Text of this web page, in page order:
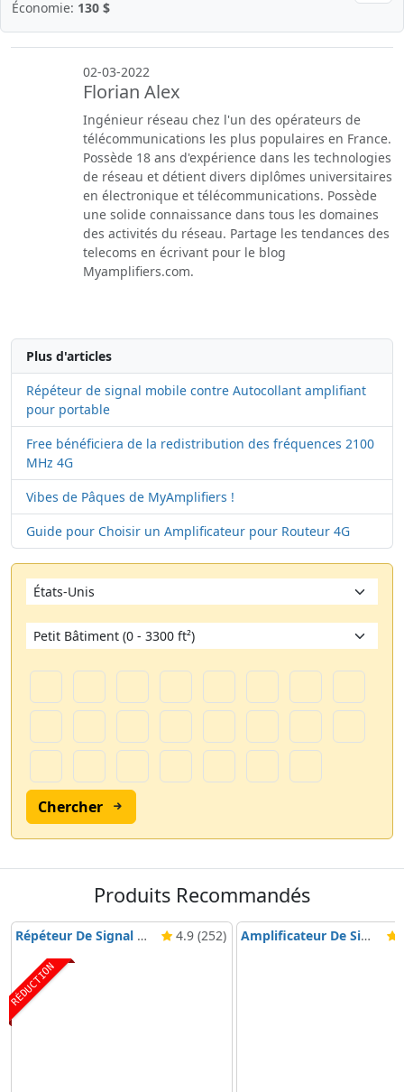
Économie: 130 $
02-03-2022
Florian Alex
Ingénieur réseau chez l'un des opérateurs de
télécommunications les plus populaires en France.
Possède 18 ans d'expérience dans les technologies
de réseau et détient divers diplômes universitaires
en électronique et télécommunications. Possède
une solide connaissance dans tous les domaines
des activités du réseau. Partage les tendances des
telecoms en écrivant pour le blog
Myamplifiers.com.
Plus d'articles
Répéteur de signal mobile contre Autocollant amplifiant
pour portable
Free bénéficiera de la redistribution des fréquences 2100
MHz 4G
Vibes de Pâques de MyAmplifiers !
Guide pour Choisir un Amplificateur pour Routeur 4G
Chercher
Produits Recommandés
Répéteur De Signal Nikrans BD-3000 5G & 4G 4.9 (252)
RÉDUCTION
Amplificateur De Signal Mobile Nikrans NS-3000-Voice, 3G & 4G